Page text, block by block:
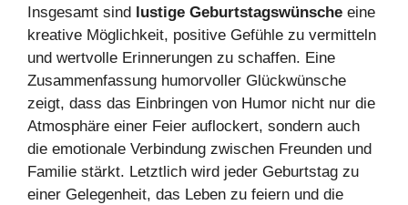
Insgesamt sind lustige Geburtstagswünsche eine
kreative Möglichkeit, positive Gefühle zu vermitteln
und wertvolle Erinnerungen zu schaffen. Eine
Zusammenfassung humorvoller Glückwünsche
zeigt, dass das Einbringen von Humor nicht nur die
Atmosphäre einer Feier auflockert, sondern auch
die emotionale Verbindung zwischen Freunden und
Familie stärkt. Letztlich wird jeder Geburtstag zu
einer Gelegenheit, das Leben zu feiern und die